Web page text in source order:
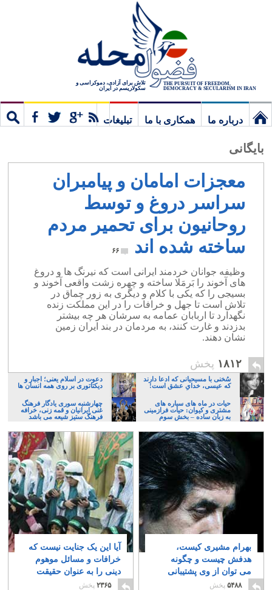
THE PURSUIT OF FREEDOM,
DEMOCRACY & SECULARISM IN IRAN
تلاش برای آزادی، دموکراسی و
سکولاریسم در ایران
درباره ما همکاری با ما
تبلیغات
بایگانی
معجزات امامان و پیامبران
سراسر دروغ و توسط
روحانیون برای تحمیر مردم
ساخته شده اند
۶۶
وظیفه جوانان خردمند ایرانی است که نیرنگ ها و دروغ
های آخوند را بَرمَلا ساخته و چهره زشت واقعی آخوند و
بسیجی را که یکی با کلام و دیگری به زور چماق در
تلاش است تا جهل و خرافات را در این مملکت زنده
نگهدارد تا اربابان عمامه به سرشان هر چه بیشتر
بدزدند و غارت کنند، به مردمان در بند ایران زمین
نشان دهند.
۱۸۱۲ پخش
سُخنی با مسیحیانی که ادعا دارند
که عیسی، خدایِ عشق است!
دعوت در اسلام یعنی؛ اجبار و
دیکتاتوری بر روی همه انسان ها
حیات در ماه های سیاره های
مشتری و کیوان: حیات فرازمینی
به زبان ساده – بخش سوم
چهارشنبه سوری یادگار فرهنگ
غنی ایرانیان و قمه زنی، خرافه
فرهنگ ستیز شیعه می باشد
بهرام مشیری کیست،
هدفش چیست و چگونه
می توان از وی پشتیبانی
کرد؟
۳۸ ۵۴۸۸ پخش
آیا این یک جنایت نیست که
خرافات و مسائل موهوم
دینی را به عنوان حقیقت
به خورد کودکان میدهند؟
۲۳۶۵ پخش